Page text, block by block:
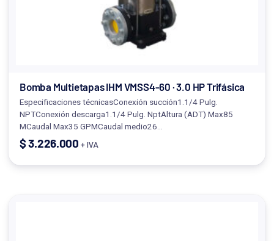
Bomba Multietapas IHM VMSS4-60 · 3.0 HP Trifásica
Especificaciones técnicasConexión succión1.1/4 Pulg.
NPTConexión descarga1.1/4 Pulg. NptAltura (ADT) Max85
MCaudal Max35 GPMCaudal medio26…
$3.226.000 + IVA